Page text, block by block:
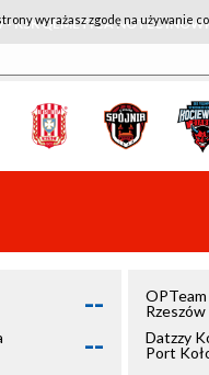
KSK QEMETICA NOTEĆ
--
--
OPTeam
Rzeszów
Datzzy
Port
wyrażasz zgodę na używanie